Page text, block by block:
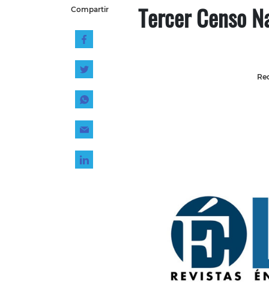
Almacenes e
Management
Compartir Tercer Censo